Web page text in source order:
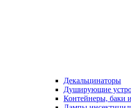
Декальцинаторы
Душирующие
Контейнеры, баки